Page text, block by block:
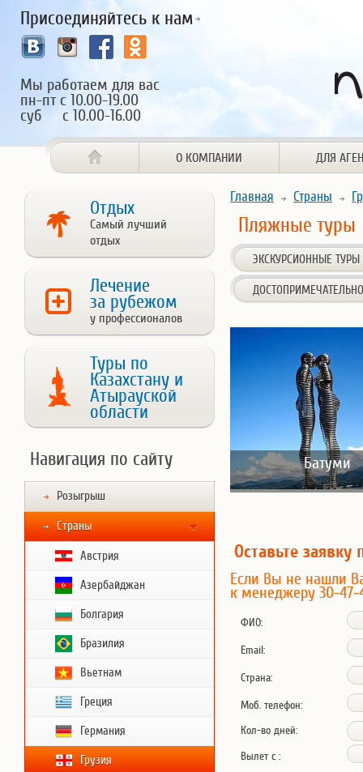
Присоединяйтесь к нам
Мы работаем для вас
пн-пт с 10.00-19.00
суб с 10.00-16.00
О КОМПАНИИ ДЛЯ
Отдых
Самый лучший
отдых
Лечение
за рубежом
у профессионалов
Туры по
Казахстану и
Атырауской
области
Навигация по сайту
Розыгрыш
Страны
Австрия
Азербайджан
Болгария
Бразилия
Вьетнам
Греция
Германия
Грузия
Главная Страны
Пляжные туры
ЭКСКУРСИОННЫЕ ТУРЫ
Батуми
Оставьте заявку
Если Вы не нашли
к менеджеру 30-47-
ФИО:
Email:
Страна:
Моб. телефон:
Кол-во дней:
Вылет с :